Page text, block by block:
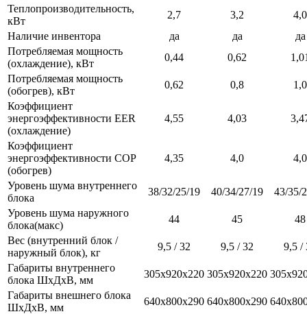
Теплопроизводительность,
кВт
2,7 3,2
4,0
Наличие инвентора
да да
да
Потребляемая мощность
(охлаждение), кВт
0,44 0,62
Потребляемая мощность
(обогрев), кВт
0,62 0,8
1,0
Коэффициент
энергоэффективности EER
(охлаждение)
4,55 4,03
Коэффициент
энергоэффективности COP
(обогрев)
4,35 4,0 4,0
Уровень шума внутреннего
блока
38/32/25/19 40/34/27/19
43/35/
Уровень шума наружного
блока(макс)
44 45
48
Вес (внутренний блок /
наружный блок), кг
9,5 / 32 9,5 / 32
9,5 /
Габариты внутреннего
блока ШхДхВ, мм
305x920x220 305x920x220
Габариты внешнего блока
ШхДхВ, мм
640x800x290 640x800x290